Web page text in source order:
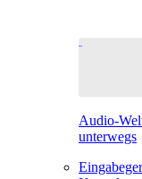
Audio-
unterwegs